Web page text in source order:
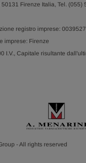
Firenze Italia, Tel. (055)
registro imprese:
imprese: Firenze
I.V., Capitale risultante
- All rights reserved